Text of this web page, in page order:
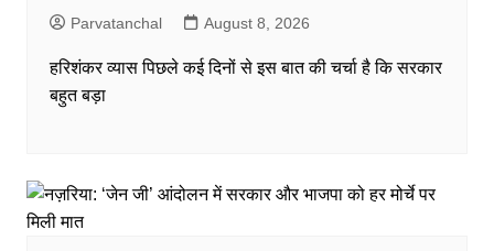
Parvatanchal August 8, 2026
हरिशंकर व्यास पिछले कई दिनों से इस बात की चर्चा है कि सरकार
बहुत बड़ा